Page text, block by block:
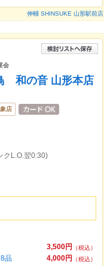
伸輔 SHINSUKE 山形駅前店
会
和の音 山形本店
店
クL.O.翌0:30)
3,500円
（税込）
4,000円
（税込）
品